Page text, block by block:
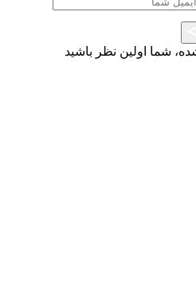
شما اولین نظر باشید